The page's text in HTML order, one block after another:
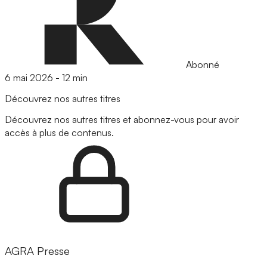
Abonné
6 mai 2026 - 12 min
Découvrez nos autres titres
Découvrez nos autres titres et abonnez-vous pour avoir
accès à plus de contenus.
AGRA Presse